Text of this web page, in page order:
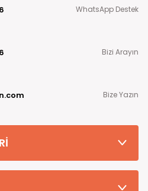
WhatsApp Destek
Bizi Arayın
Bize Yazın